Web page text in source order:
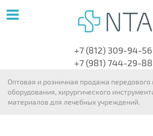
+7 (812) 309-94-56
+7 (981) 744-29-88
Оптовая и розничная продажа передового
оборудования, хирургического
материалов для лечебных учреждений.